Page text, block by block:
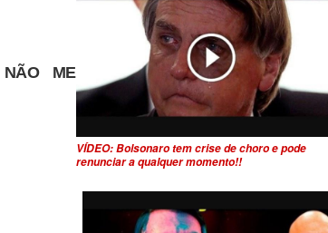
ME
VÍDEO: Bolsonaro tem crise de choro e pode
renunciar a qualquer momento!!